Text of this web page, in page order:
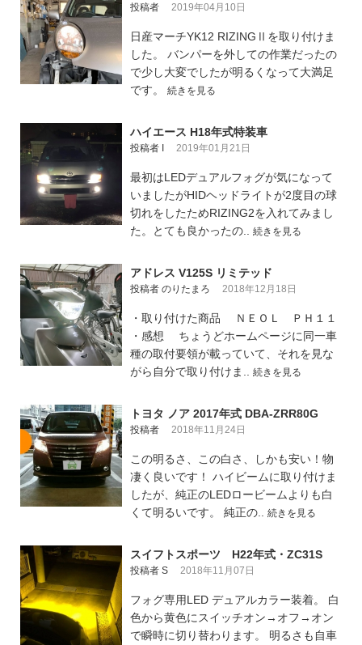
投稿者 2019年04月10日
日産マーチYK12 RIZINGⅡを取り付けま
した。 バンパーを外しての作業だったの
で少し大変でしたが明るくなって大満足
です。 続きを見る
ハイエース H18年式特装車
投稿者 I 2019年01月21日
最初はLEDデュアルフォグが気になって
いましたがHIDヘッドライトが2度目の球
切れをしたためRIZING2を入れてみまし
た。とても良かったの.. 続きを見る
アドレス V125S リミテッド
投稿者 のりたまろ 2018年12月18日
・取り付けた商品 ＮＥＯＬ ＰＨ１１
・感想 ちょうどホームページに同一車
種の取付要領が載っていて、それを見な
がら自分で取り付けま.. 続きを見る
トヨタ ノア 2017年式 DBA-ZRR80G
投稿者 2018年11月24日
この明るさ、この白さ、しかも安い！物
凄く良いです！ ハイビームに取り付けま
したが、純正のLEDロービームよりも白
くて明るいです。 純正の.. 続きを見る
スイフトスポーツ H22年式・ZC31S
投稿者 S 2018年11月07日
フォグ専用LED デュアルカラー装着。 白
色から黄色にスイッチオン→オフ→オン
で瞬時に切り替わります。 明るさも自車